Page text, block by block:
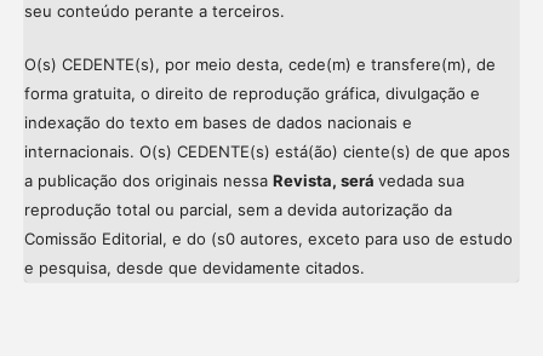
seu conteúdo perante a terceiros.
O(s) CEDENTE(s), por meio desta, cede(m) e transfere(m), de
forma gratuita, o direito de reprodução gráfica, divulgação e
indexação do texto em bases de dados nacionais e
internacionais. O(s) CEDENTE(s) está(ão) ciente(s) de que apos
a publicação dos originais nessa Revista, será vedada sua
reprodução total ou parcial, sem a devida autorização da
Comissão Editorial, e do (s0 autores, exceto para uso de estudo
e pesquisa, desde que devidamente citados.
Intro